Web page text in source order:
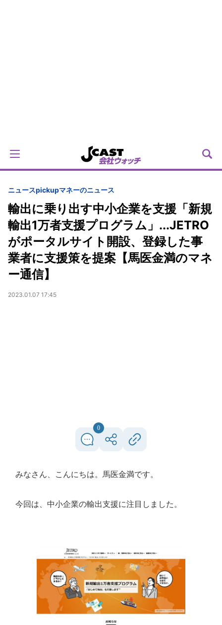
ニュースpickupマネーのニュース
輸出に乗り出す中小企業を支援「新規
輸出1万者支援プログラム」...JETRO
がポータルサイト開設、登録した事
業者に支援策を提案【馬医金満のマネ
ー通信】
2023.01.07 17:45
0
みなさん、こんにちは。馬医金満です。
今回は、中小企業の輸出支援に注目しました。